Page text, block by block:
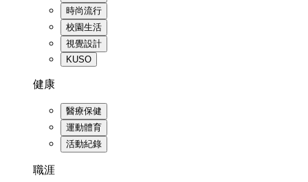
時尚流行
校園生活
視覺設計
KUSO
健康
醫療保健
運動體育
活動紀錄
職涯